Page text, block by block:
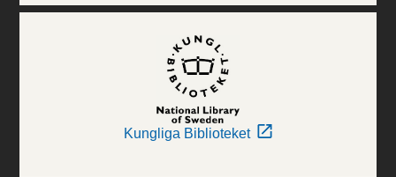
Kungliga Biblioteket